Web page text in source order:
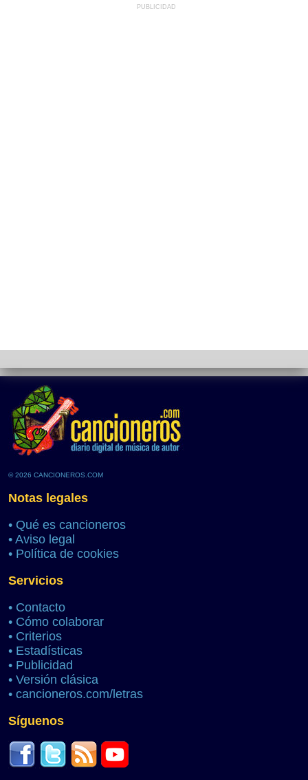
PUBLICIDAD
© 2026 CANCIONEROS.COM
Notas legales
• Qué es cancioneros
• Aviso legal
• Política de cookies
Servicios
• Contacto
• Cómo colaborar
• Criterios
• Estadísticas
• Publicidad
• Versión clásica
• cancioneros.com/letras
Síguenos